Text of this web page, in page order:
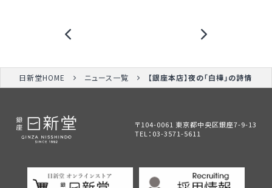
日新堂HOME ニュース一覧 【銀座本店】夜の「白樺」の詩情
〒104-0061 東京都中央区銀座7-9-13
TEL： 03-3571-5611